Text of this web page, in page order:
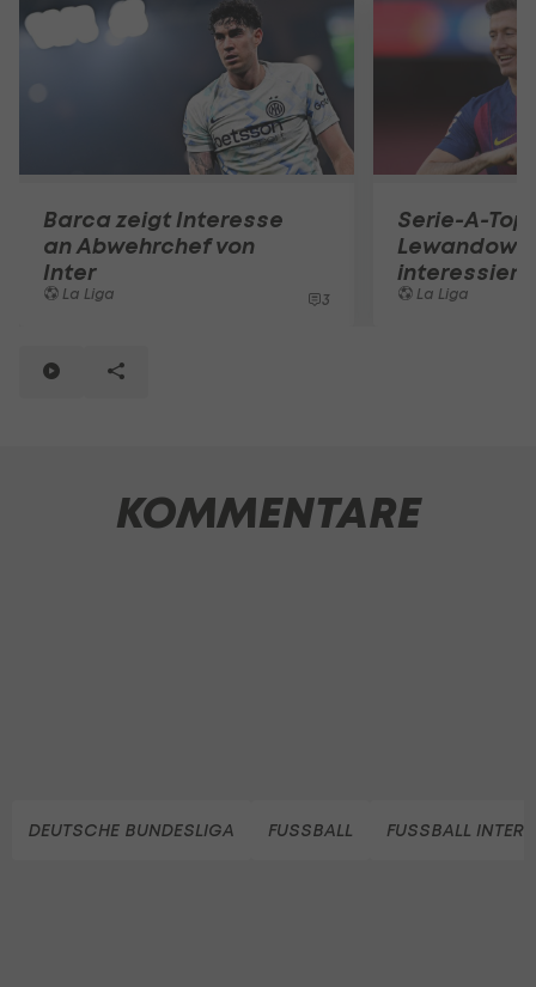
Barca zeigt Interesse
an Abwehrchef von
Inter
La Liga 3
Serie-A-
interessiert
La Liga
KOMMENTARE
DEUTSCHE BUNDESLIGA FUSSBALL FUSSBALL